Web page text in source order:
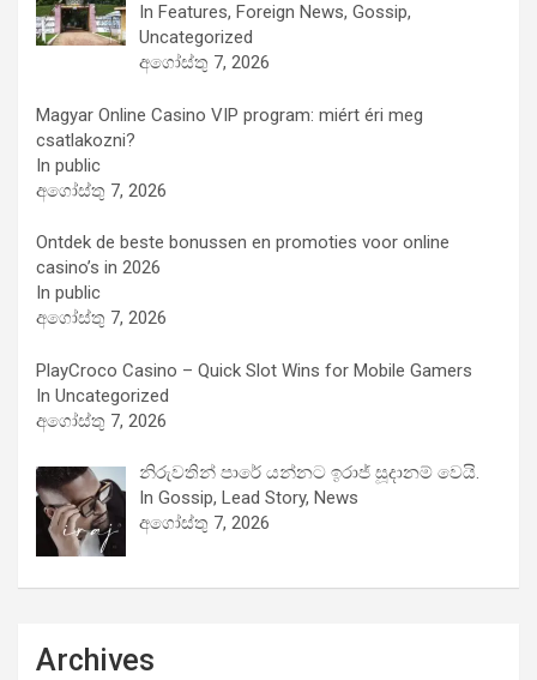
In Features, Foreign News, Gossip,
Uncategorized
අගෝස්තු 7, 2026
Magyar Online Casino VIP program: miért éri meg
csatlakozni?
In public
අගෝස්තු 7, 2026
Ontdek de beste bonussen en promoties voor online
casino’s in 2026
In public
අගෝස්තු 7, 2026
PlayCroco Casino – Quick Slot Wins for Mobile Gamers
In Uncategorized
අගෝස්තු 7, 2026
නිරුවතින් පාරේ යන්නට ඉරාජ් සූදානම් වෙයි.
In Gossip, Lead Story, News
අගෝස්තු 7, 2026
Archives